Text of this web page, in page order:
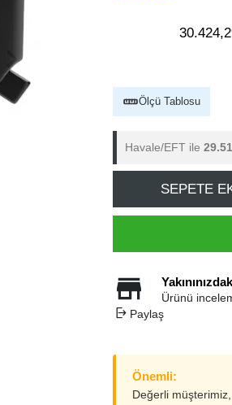
Ölçü Tablosu
Havale/EFT ile
SEPETE
Ürünü
Paylaş
Önemli:
Değerli